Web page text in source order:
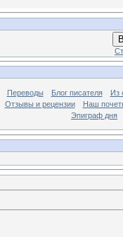
Переводы Блог писателя
Из
Отзывы и рецензии
Наш
Эпиграф дня